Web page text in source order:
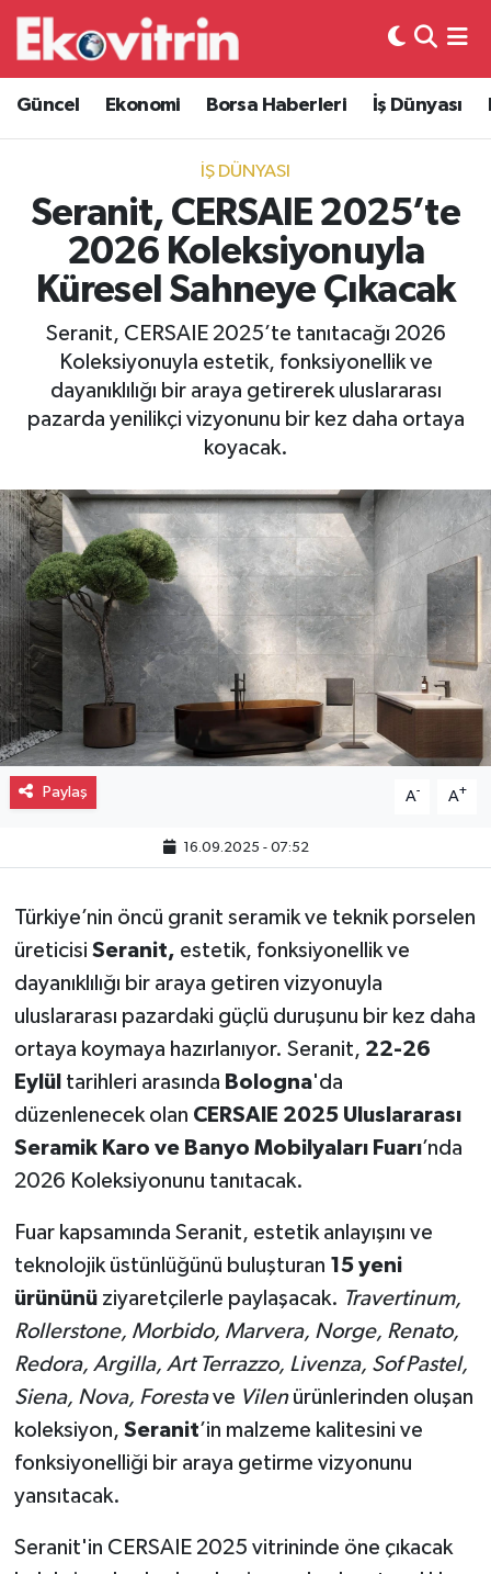
Güncel Ekonomi Borsa Haberleri İş Dünyası
İŞ DÜNYASI
Seranit, CERSAIE 2025’te
2026 Koleksiyonuyla
Küresel Sahneye Çıkacak
Seranit, CERSAIE 2025’te tanıtacağı 2026
Koleksiyonuyla estetik, fonksiyonellik ve
dayanıklılığı bir araya getirerek uluslararası
pazarda yenilikçi vizyonunu bir kez daha ortaya
koyacak.
Paylaş A- A+
16.09.2025 - 07:52
Türkiye’nin öncü granit seramik ve teknik porselen
üreticisi Seranit, estetik, fonksiyonellik ve
dayanıklılığı bir araya getiren vizyonuyla
uluslararası pazardaki güçlü duruşunu bir kez daha
ortaya koymaya hazırlanıyor. Seranit, 22-26
Eylül tarihleri arasında Bologna'da
düzenlenecek olan CERSAIE 2025 Uluslararası
Seramik Karo ve Banyo Mobilyaları Fuarı’nda
2026 Koleksiyonunu tanıtacak.
Fuar kapsamında Seranit, estetik anlayışını ve
teknolojik üstünlüğünü buluşturan 15 yeni
ürününüziyaretçilerle paylaşacak. Travertinum,
Rollerstone, Morbido, Marvera, Norge, Renato,
Redora, Argilla, Art Terrazzo, Livenza, Sof Pastel,
Siena, Nova, Forestave Vilenürünlerinden oluşan
koleksiyon, Seranit’in malzeme kalitesini ve
fonksiyonelliği bir araya getirme vizyonunu
yansıtacak.
Seranit'in CERSAIE 2025 vitrininde öne çıkacak
Güncel
Ekonomi
Borsa Haberleri
İş Dünyası
Lojistik
Otovitrin
Asayiş
Gayrimenkul
Spor
Eğitim
Hava Durumu
Trafik Durumu
Süper Lig Puan Durumu ve Fikstür
Tüm Manşetler
Son Dakika Haberleri
Haber Arşivi